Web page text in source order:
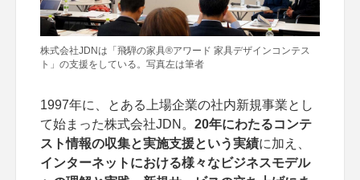
株式会社JDNは「飛騨の家具®アワード 家具デザインコンテス
ト」の支援をしている。写真左は筆者
1997年に、とある上場企業の社内新規事業とし
て始まった株式会社JDN。 20年にわたるコンテ
スト情報の収集と実施支援という実績に加え、
インターネットにおける様々なビジネスモデル